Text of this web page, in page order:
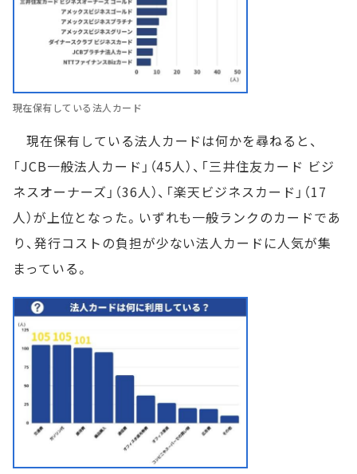
現在保有している法人カード
現在保有している法人カードは何かを尋ねると、
「JCB一般法人カード」（45人）、「三井住友カード ビジ
ネスオーナーズ」（36人）、「楽天ビジネスカード」（17
人）が上位となった。いずれも一般ランクのカードであ
り、発行コストの負担が少ない法人カードに人気が集
まっている。